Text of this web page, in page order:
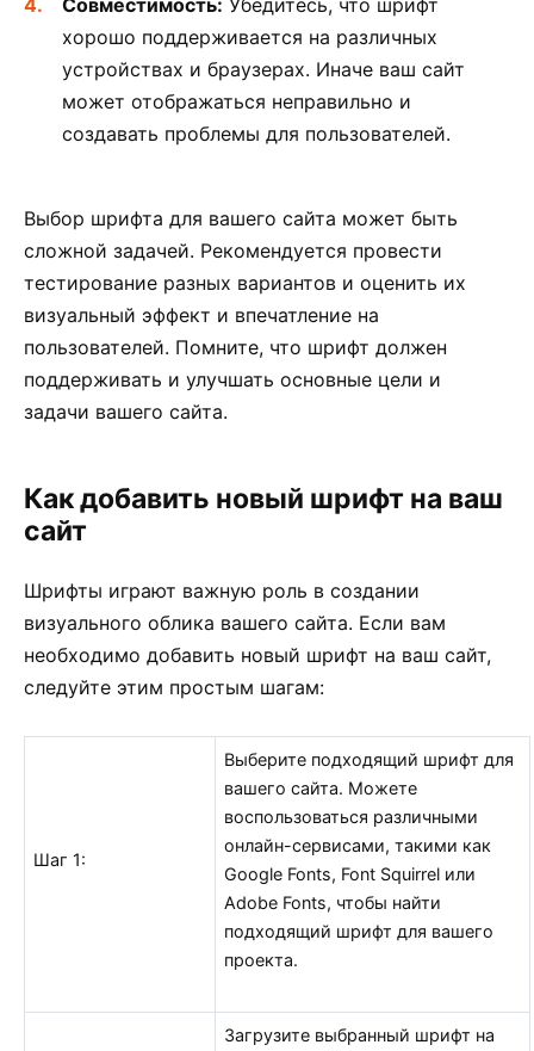
Совместимость: Убедитесь, что шрифт
хорошо поддерживается на различных
устройствах и браузерах. Иначе ваш сайт
может отображаться неправильно и
создавать проблемы для пользователей.
Выбор шрифта для вашего сайта может быть
сложной задачей. Рекомендуется провести
тестирование разных вариантов и оценить их
визуальный эффект и впечатление на
пользователей. Помните, что шрифт должен
поддерживать и улучшать основные цели и
задачи вашего сайта.
Как добавить новый шрифт на ваш
сайт
Шрифты играют важную роль в создании
визуального облика вашего сайта. Если вам
необходимо добавить новый шрифт на ваш сайт,
следуйте этим простым шагам:
Шаг 1:
Выберите подходящий шрифт для
вашего сайта. Можете
воспользоваться различными
онлайн-сервисами, такими как
Google Fonts, Font Squirrel или
Adobe Fonts, чтобы найти
подходящий шрифт для вашего
проекта.
Загрузите выбранный шрифт на